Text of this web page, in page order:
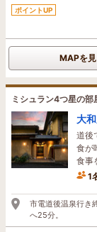
ポイントUP
MAPを
ミシュラン4つ星の部
大
道後
食が
食事
1
市電道後温泉行き
へ25分。